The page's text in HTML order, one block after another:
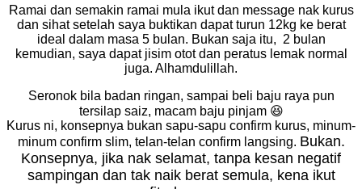
Ramai dan semakin ramai mula ikut dan message nak kurus
dan sihat setelah saya buktikan dapat turun 12kg ke berat
ideal dalam masa 5 bulan. Bukan saja itu, 2 bulan
kemudian, saya dapat jisim otot dan peratus lemak normal
juga. Alhamdulillah.
Seronok bila badan ringan, sampai beli baju raya pun
tersilap saiz, macam baju pinjam 😆
Kurus ni, konsepnya bukan sapu-sapu confirm kurus, minum-
minum confirm slim, telan-telan confirm langsing. Bukan.
Konsepnya, jika nak selamat, tanpa kesan negatif
sampingan dan tak naik berat semula, kena ikut